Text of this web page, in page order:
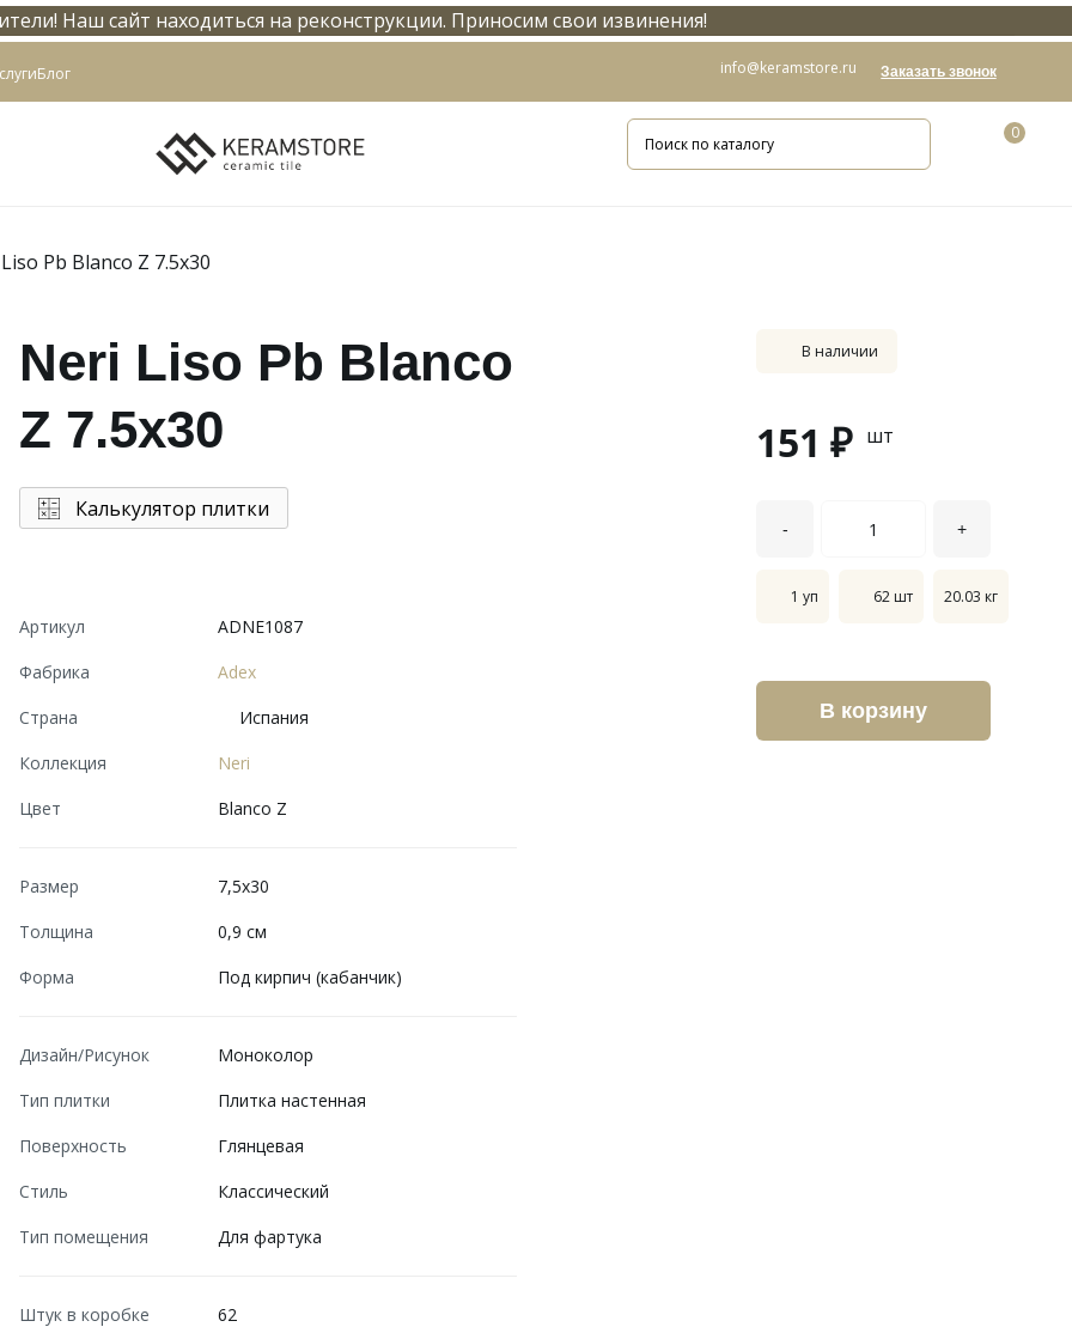
info@keramstore.ru
Наш сайт находиться на реконструкции. Приносим свои извинения!
Блог info@keramstore.ru Заказать звонок
0
Pb Blanco Z 7.5x30
Neri Liso Pb Blanco
Z 7.5x30
Калькулятор плитки
Артикул
ADNE1087
Фабрика
Adex
Страна
Испания
Коллекция
Neri
Цвет
Blanco Z
Размер
7,5x30
Толщина
0,9 см
Форма
Под кирпич (кабанчик)
Дизайн/Рисунок
Моноколор
Тип плитки
Плитка настенная
Поверхность
Глянцевая
Стиль
Классический
Тип помещения
Для фартука
Штук в коробке
62
В наличии
151 ₽ шт
- +
1 уп 62 шт 20.03 кг
В корзину